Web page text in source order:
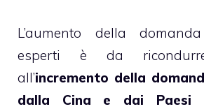
L’aumento della
esperti è da
all’incremento della
dalla Cina e dai Paesi